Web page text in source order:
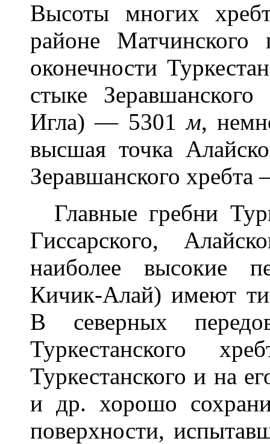
Высоты многих
районе Матчинского
оконечности
стыке
Игла) — 5301м,
высшая точка
Зеравшанского
Главные гребни
Гиссарского,
наиболее высокие
Кичик-Алай) имеют
В северных
Туркестанского
Туркестанского и на
и др. хорошо
поверхности,